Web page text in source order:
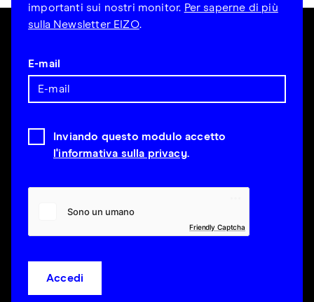
importanti sui nostri monitor. Per saperne di più
sulla Newsletter EIZO.
E-mail
Inviando questo modulo accetto
l'informativa sulla privacy.
Friendly Captcha
Accedi